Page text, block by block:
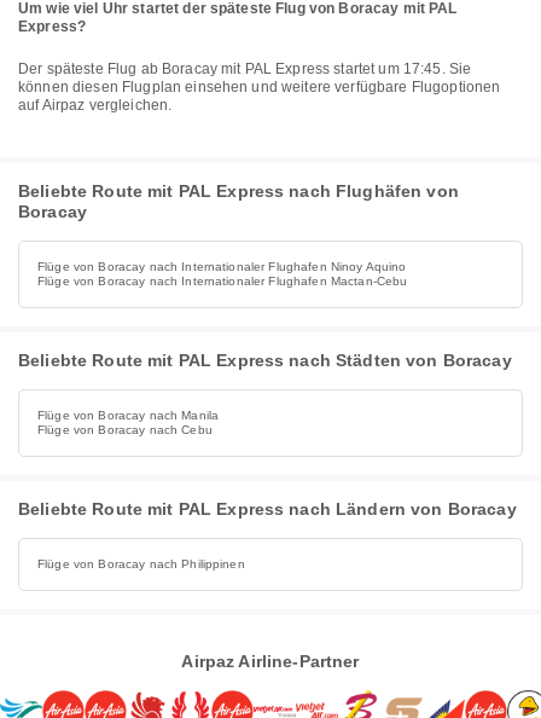
Um wie viel Uhr startet der späteste Flug von Boracay mit PAL
Express?
Der späteste Flug ab Boracay mit PAL Express startet um 17:45. Sie
können diesen Flugplan einsehen und weitere verfügbare Flugoptionen
auf Airpaz vergleichen.
Beliebte Route mit PAL Express nach Flughäfen von
Boracay
Flüge von Boracay nach Internationaler Flughafen Ninoy Aquino
Flüge von Boracay nach Internationaler Flughafen Mactan-Cebu
Beliebte Route mit PAL Express nach Städten von Boracay
Flüge von Boracay nach Manila
Flüge von Boracay nach Cebu
Beliebte Route mit PAL Express nach Ländern von Boracay
Flüge von Boracay nach Philippinen
Airpaz Airline-Partner